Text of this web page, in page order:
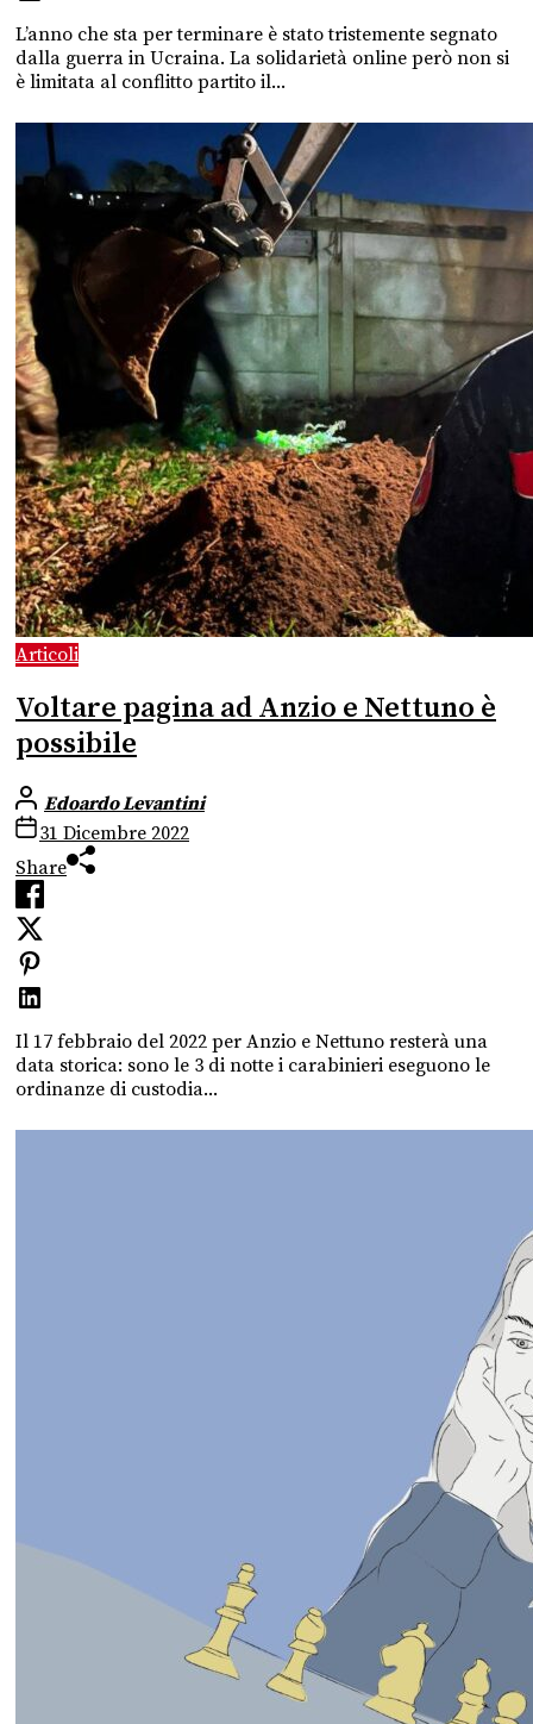
L’anno che sta per terminare è stato tristemente segnato
dalla guerra in Ucraina. La solidarietà online però non si
è limitata al conflitto partito il...
Articoli
Voltare pagina ad Anzio e Nettuno è
possibile
Edoardo Levantini
31 Dicembre 2022
Share
Il 17 febbraio del 2022 per Anzio e Nettuno resterà una
data storica: sono le 3 di notte i carabinieri eseguono le
ordinanze di custodia...